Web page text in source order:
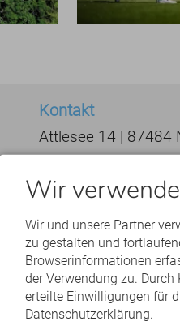
Kontakt
Attlesee 14 | 87484
PARTNER
Wir
Wir und unsere Partner
zu gestalten und
Browserinformationen
der Verwendung zu.
erteilte Einwilligungen für
Datenschutzerklärung.